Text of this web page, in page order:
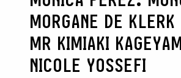
MORGANE DE KLERK
MR KIMIAKI
NICOLE YOSSEFI